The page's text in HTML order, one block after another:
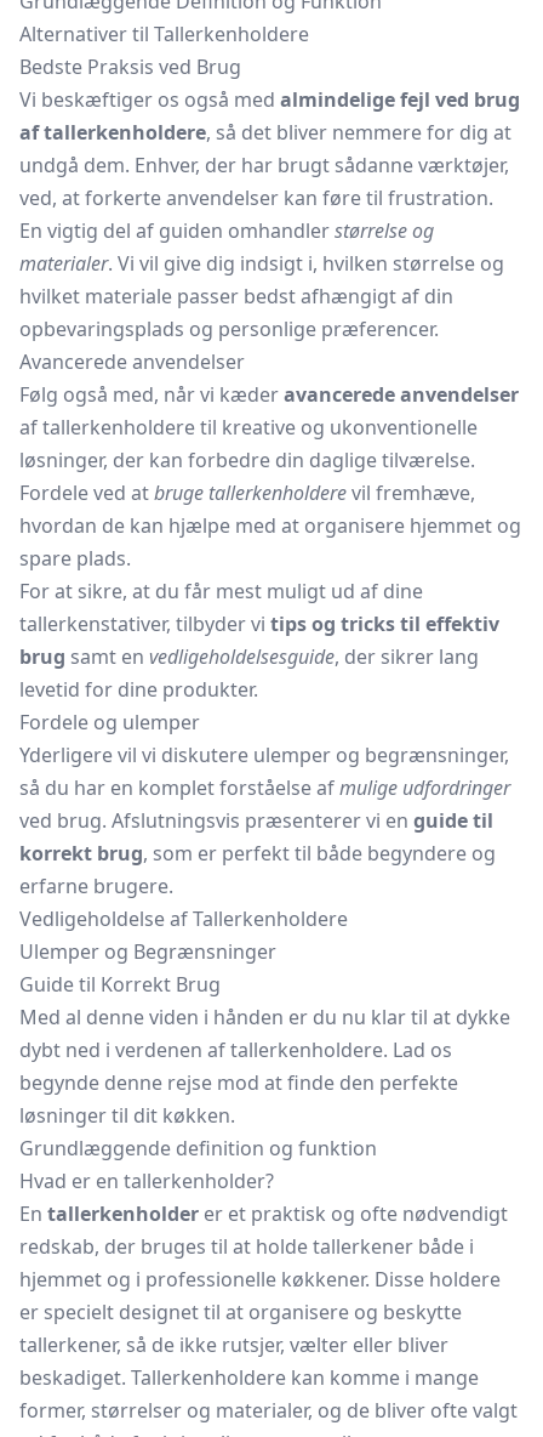
Alternativer til Tallerkenholdere
Bedste Praksis ved Brug
Vi beskæftiger os også med almindelige fejl ved brug
af tallerkenholdere, så det bliver nemmere for dig at
undgå dem. Enhver, der har brugt sådanne værktøjer,
ved, at forkerte anvendelser kan føre til frustration.
En vigtig del af guiden omhandlerstørrelse og
materialer. Vi vil give dig indsigt i, hvilken størrelse og
hvilket materiale passer bedst afhængigt af din
opbevaringsplads og personlige præferencer.
Avancerede anvendelser
Følg også med, når vi kæderavancerede anvendelser
af tallerkenholdere til kreative og ukonventionelle
løsninger, der kan forbedre din daglige tilværelse.
Fordele ved atbruge tallerkenholderevil fremhæve,
hvordan de kan hjælpe med at organisere hjemmet og
spare plads.
For at sikre, at du får mest muligt ud af dine
tallerkenstativer, tilbyder vi tips og tricks til effektiv
brug samt en vedligeholdelsesguide, der sikrer lang
levetid for dine produkter.
Fordele og ulemper
Yderligere vil vi diskutere ulemper og begrænsninger,
så du har en komplet forståelse afmulige udfordringer
ved brug. Afslutningsvis præsenterer vi en guide til
korrekt brug, som er perfekt til både begyndere og
erfarne brugere.
Vedligeholdelse af Tallerkenholdere
Ulemper og Begrænsninger
Guide til Korrekt Brug
Med al denne viden i hånden er du nu klar til at dykke
dybt ned i verdenen af tallerkenholdere. Lad os
begynde denne rejse mod at finde den perfekte
løsninger til dit køkken.
Grundlæggende definition og funktion
Hvad er en tallerkenholder?
En tallerkenholder er et praktisk og ofte nødvendigt
redskab, der bruges til at holde tallerkener både i
hjemmet og i professionelle køkkener. Disse holdere
er specielt designet til at organisere og beskytte
tallerkener, så de ikke rutsjer, vælter eller bliver
beskadiget. Tallerkenholdere kan komme i mange
former, størrelser og materialer, og de bliver ofte valgt